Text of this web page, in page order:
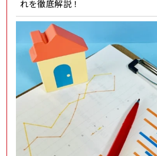
れを徹底解説！